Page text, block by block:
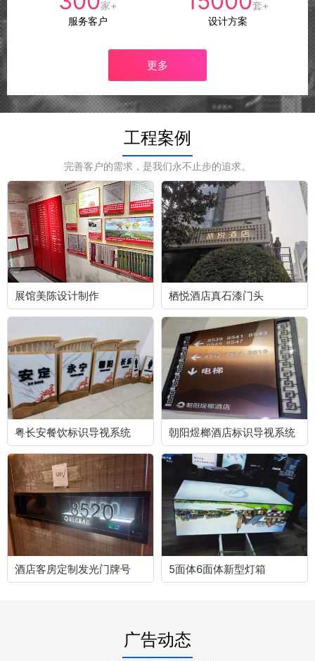
家+
服务客户
套+
设计方案
更多
工程案例
完善客户的需求，是我们永不止步的追求。
展馆美陈设计制作 栖悦酒店真石漆门头
粤长安餐饮标识导视系统 朝阳煜榔酒店标识导视系统
酒店客房定制发光门牌号 5面体6面体新型灯箱
广告动态